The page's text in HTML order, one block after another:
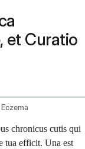
et Curatio
chronicus cutis qui
tua efficit. Una est